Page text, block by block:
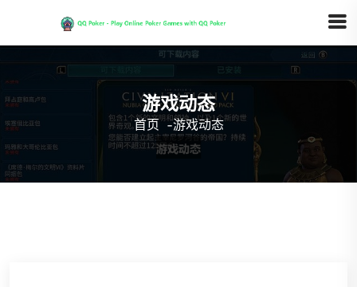
游戏动态
首页 -游戏动态